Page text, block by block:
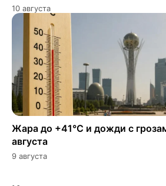
10 августа
Жара до +41°C и дожди с
августа
9 августа